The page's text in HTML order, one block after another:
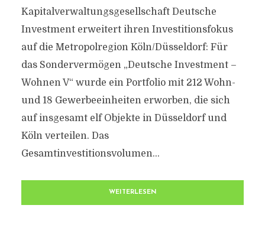
Kapitalverwaltungsgesellschaft Deutsche
Investment erweitert ihren Investitionsfokus
auf die Metropolregion Köln/Düsseldorf: Für
das Sondervermögen „Deutsche Investment –
Wohnen V“ wurde ein Portfolio mit 212 Wohn-
und 18 Gewerbeeinheiten erworben, die sich
auf insgesamt elf Objekte in Düsseldorf und
Köln verteilen. Das
Gesamtinvestitionsvolumen...
WEITERLESEN